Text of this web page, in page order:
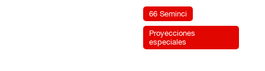
66 Seminci
Proyecciones
especiales